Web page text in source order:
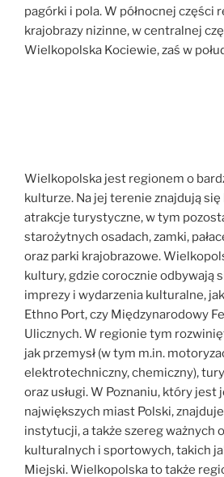
pagórki i pola. W północnej części
krajobrazy nizinne, w centralnej
Wielkopolska Kociewie, zaś w
Wielkopolska jest regionem o
kulturze. Na jej terenie znajdują się
atrakcje turystyczne, w tym
starożytnych osadach, zamki,
oraz parki krajobrazowe.
kultury, gdzie corocznie odbywają
imprezy i wydarzenia kulturalne,
Ethno Port, czy Międzynarodowy
Ulicznych. W regionie tym
jak przemysł (w tym m.in.
elektrotechniczny, chemiczny),
oraz usługi. W Poznaniu, który jest
największych miast Polski,
instytucji, a także szereg ważnych
kulturalnych i sportowych, takich
Miejski. Wielkopolska to także